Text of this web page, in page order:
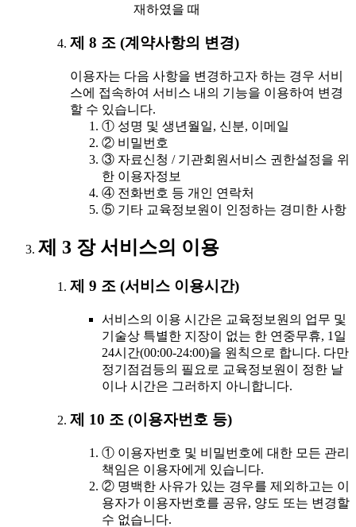
재하였을 때
제 8 조 (계약사항의 변경)
이용자는 다음 사항을 변경하고자 하는 경우 서비
스에 접속하여 서비스 내의 기능을 이용하여 변경
할 수 있습니다.
① 성명 및 생년월일, 신분, 이메일
② 비밀번호
③ 자료신청 / 기관회원서비스 권한설정을 위
한 이용자정보
④ 전화번호 등 개인 연락처
⑤ 기타 교육정보원이 인정하는 경미한 사항
제 3 장 서비스의 이용
제 9 조 (서비스 이용시간)
서비스의 이용 시간은 교육정보원의 업무 및
기술상 특별한 지장이 없는 한 연중무휴, 1일
24시간(00:00-24:00)을 원칙으로 합니다. 다만
정기점검등의 필요로 교육정보원이 정한 날
이나 시간은 그러하지 아니합니다.
제 10 조 (이용자번호 등)
① 이용자번호 및 비밀번호에 대한 모든 관리
책임은 이용자에게 있습니다.
② 명백한 사유가 있는 경우를 제외하고는 이
용자가 이용자번호를 공유, 양도 또는 변경할
수 없습니다.